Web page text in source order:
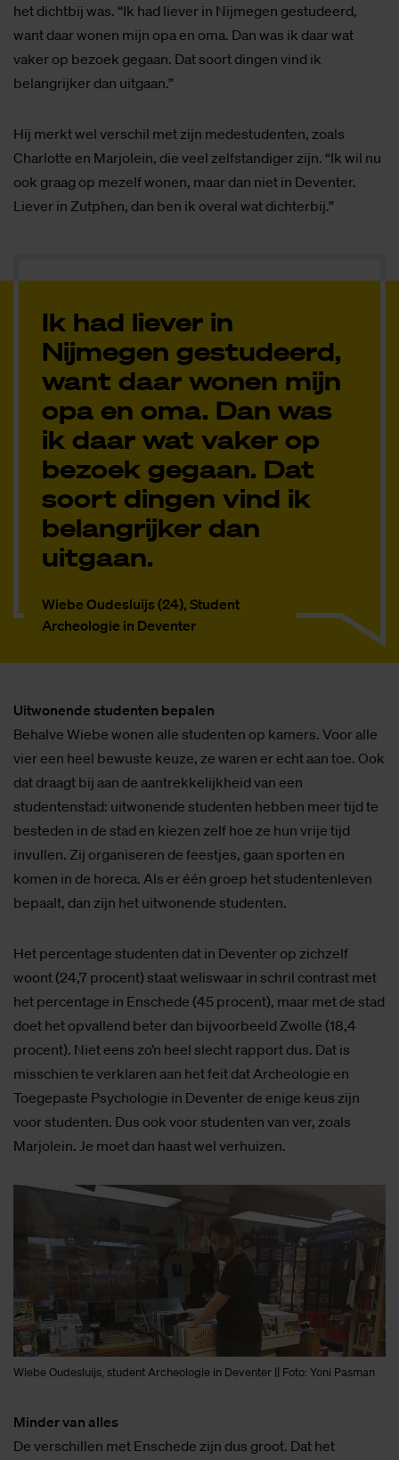
het dichtbij was. “Ik had liever in Nijmegen gestudeerd,
want daar wonen mijn opa en oma. Dan was ik daar wat
vaker op bezoek gegaan. Dat soort dingen vind ik
belangrijker dan uitgaan.”
Hij merkt wel verschil met zijn medestudenten, zoals
Charlotte en Marjolein, die veel zelfstandiger zijn. “Ik wil nu
ook graag op mezelf wonen, maar dan niet in Deventer.
Liever in Zutphen, dan ben ik overal wat dichterbij.”
Ik had liever in
Nijmegen gestudeerd,
want daar wonen mijn
opa en oma. Dan was
ik daar wat vaker op
bezoek gegaan. Dat
soort dingen vind ik
belangrijker dan
uitgaan.
Wiebe Oudesluijs (24), Student
Archeologie in Deventer
Uitwonende studenten bepalen
Behalve Wiebe wonen alle studenten op kamers. Voor alle
vier een heel bewuste keuze, ze waren er echt aan toe. Ook
dat draagt bij aan de aantrekkelijkheid van een
studentenstad: uitwonende studenten hebben meer tijd te
besteden in de stad en kiezen zelf hoe ze hun vrije tijd
invullen. Zij organiseren de feestjes, gaan sporten en
komen in de horeca. Als er één groep het studentenleven
bepaalt, dan zijn het uitwonende studenten.
Het percentage studenten dat in Deventer op zichzelf
woont (24,7 procent) staat weliswaar in schril contrast met
het percentage in Enschede (45 procent), maar met de stad
doet het opvallend beter dan bijvoorbeeld Zwolle (18,4
procent). Niet eens zo’n heel slecht rapport dus. Dat is
misschien te verklaren aan het feit dat Archeologie en
Toegepaste Psychologie in Deventer de enige keus zijn
voor studenten. Dus ook voor studenten van ver, zoals
Marjolein. Je moet dan haast wel verhuizen.
Wiebe Oudesluijs, student Archeologie in Deventer || Foto: Yoni Pasman
Minder van alles
De verschillen met Enschede zijn dus groot. Dat het